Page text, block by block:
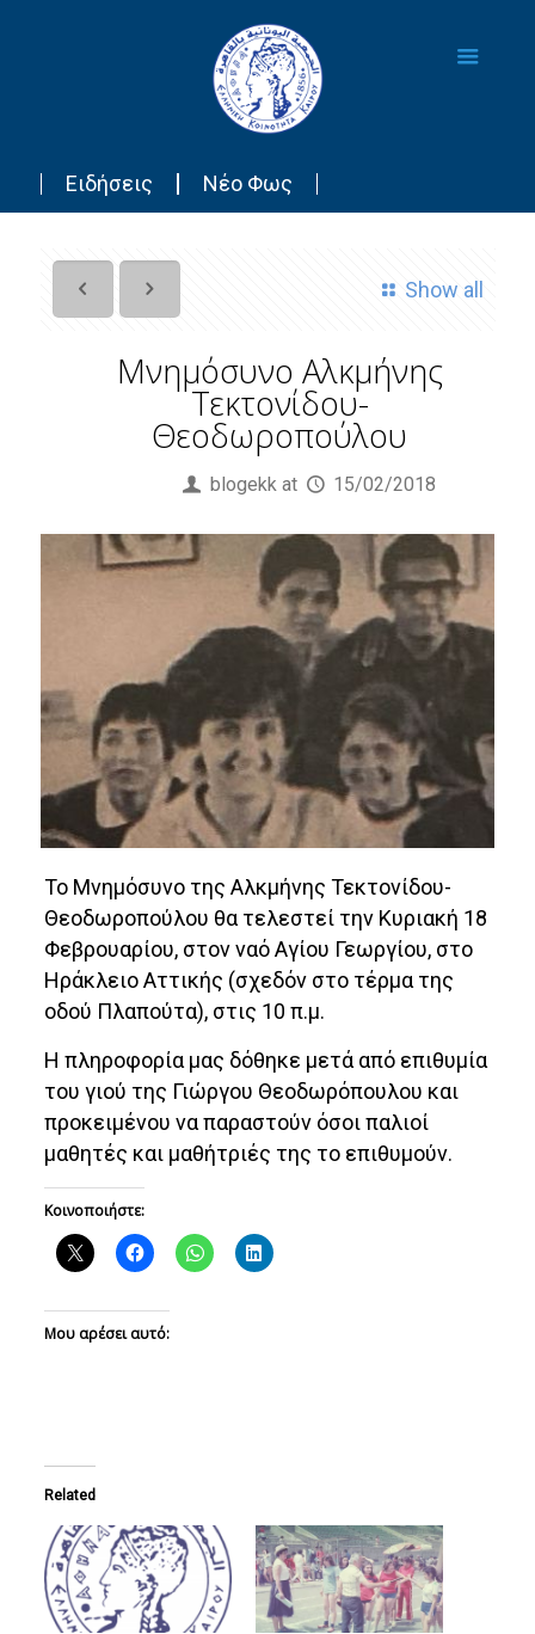
Ειδήσεις Νέο Φως
Show all
Μνημόσυνο Αλκμήνης
Τεκτονίδου-
Θεοδωροπούλου
blogekk at 15/02/2018
Το Μνημόσυνο της Αλκμήνης Τεκτονίδου-
Θεοδωροπούλου θα τελεστεί την Κυριακή 18
Φεβρουαρίου, στον ναό Αγίου Γεωργίου, στο
Ηράκλειο Αττικής (σχεδόν στο τέρμα της
οδού Πλαπούτα), στις 10 π.μ.
Η πληροφορία μας δόθηκε μετά από επιθυμία
του γιού της Γιώργου Θεοδωρόπουλου και
προκειμένου να παραστούν όσοι παλιοί
μαθητές και μαθήτριές της το επιθυμούν.
Κοινοποιήστε:
Μου αρέσει αυτό:
Related